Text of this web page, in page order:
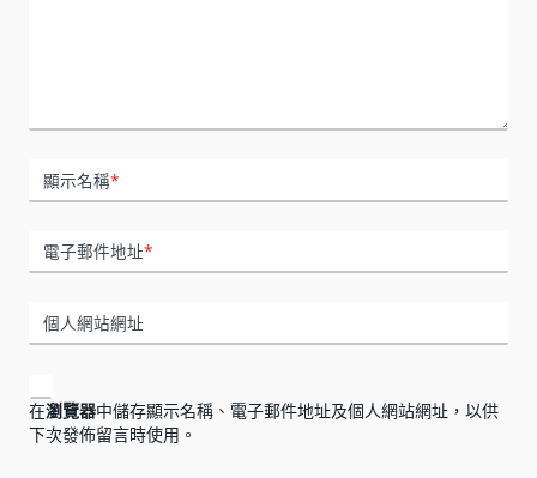
顯示名稱*
電子郵件地址*
個人網站網址
在瀏覽器中儲存顯示名稱、電子郵件地址及個人網站網址，以供
下次發佈留言時使用。